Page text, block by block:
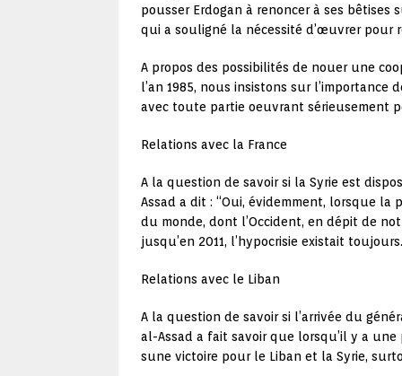
pousser Erdogan à renoncer à ses
qui a souligné la nécessité d’œuvrer pour
A propos des possibilités de nouer une
l’an 1985, nous insistons sur
avec toute partie oeuvrant sérieusement
Relations avec la France
A la question de savoir si la Syrie est
Assad a dit : “Oui, évidemment, lorsque
du monde, dont l’Occident, en dépit de
jusqu’en 2011, l’hypocrisie existait
Relations avec le Liban
A la question de savoir si l’arrivée du
al-Assad a fait savoir que lorsqu’il y a
sune victoire pour le Liban et la Syrie,